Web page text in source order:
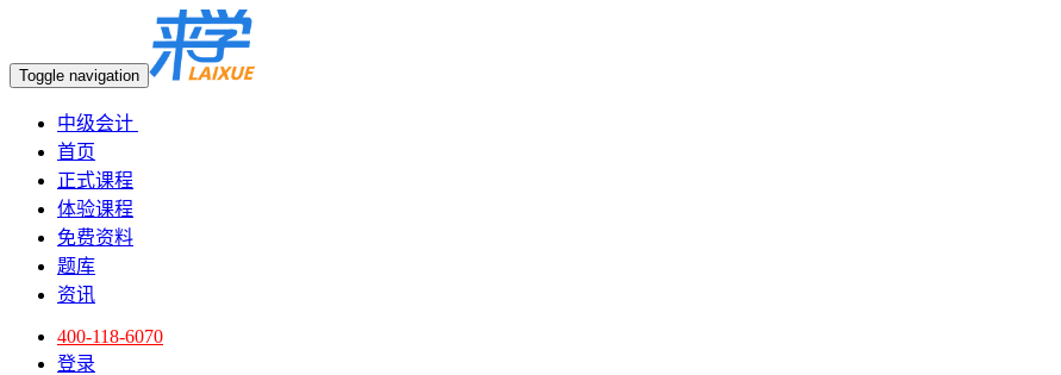
Toggle navigation
中级会计
首页
正式课程
体验课程
免费资料
题库
资讯
400-118-6070
登录